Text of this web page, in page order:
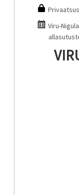
Viru-